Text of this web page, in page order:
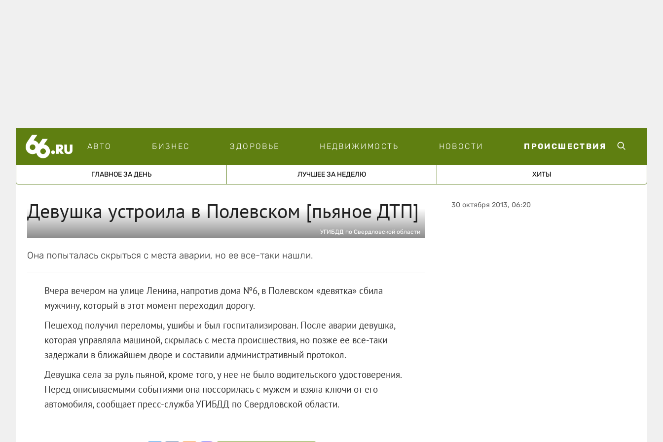
АВТО БИЗНЕС ЗДОРОВЬЕ НЕДВИЖИМОСТЬ НОВОСТИ ПРОИСШЕСТВИЯ
ГЛАВНОЕ ЗА ДЕНЬ ЛУЧШЕЕ ЗА НЕДЕЛЮ ХИТЫ
Девушка устроила в Полевском [пьяное ДТП]
УГИБДД по Свердловской области
Она попыталась скрыться с места аварии, но ее все-таки нашли.
Вчера вечером на улице Ленина, напротив дома №6, в Полевском «девятка» сбила
мужчину, который в этот момент переходил дорогу.
Пешеход получил переломы, ушибы и был госпитализирован. После аварии девушка,
которая управляла машиной, скрылась с места происшествия, но позже ее все-таки
задержали в ближайшем дворе и составили административный протокол.
Девушка села за руль пьяной, кроме того, у нее не было водительского удостоверения.
Перед описываемыми событиями она поссорилась с мужем и взяла ключи от его
автомобиля, сообщает пресс-служба УГИБДД по Свердловской области.
30 октября 2013, 06:20